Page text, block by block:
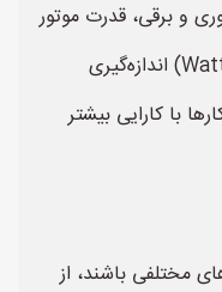
و برقی، قدرت موتور
آنهاست. قدرت موتور به واحد وات (Watt) اندازه‌گیری
با کارایی بیشتر
مختلفی باشند، از